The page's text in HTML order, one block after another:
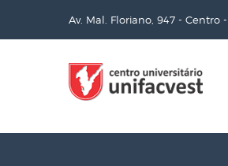
Av. Mal. Floriano, 947 - Centro